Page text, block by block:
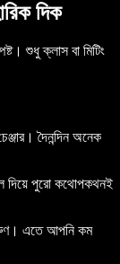
দিক
শুধু ক্লাস বা মিটিং
দৈনন্দিন অনেক
দিয়ে পুরো কথোপকথনই
এতে আপনি কম